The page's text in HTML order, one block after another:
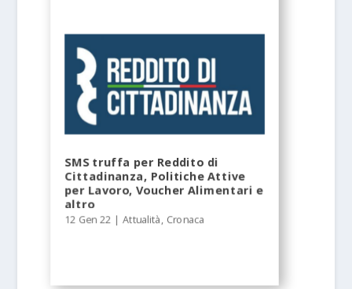
SMS truffa per Reddito di
Cittadinanza, Politiche Attive
per Lavoro, Voucher Alimentari e
altro
12 Gen 22 |Attualità, Cronaca